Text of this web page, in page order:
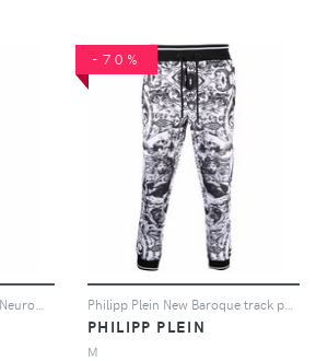
-70%
PHILIPP PLEIN
M